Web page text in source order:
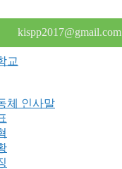
kispp2017@gmail.com
체 인사말